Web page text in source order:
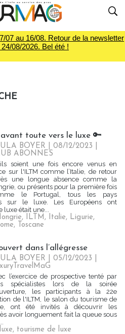
07 au 16/08. Retour de la newsletter
08/2026. Bel été !
avant toute vers le luxe 🔑
BOYER | 08/12/2023
ABONNES
soient une fois encore venus en
sur l'ILTM comme l’Italie, de retour
une longue absence comme la
ou présents pour la première fois
le Portugal, tous les pays
sur le luxe. Les Européens ont
luxe était une...
, ILTM, Italie, Ligurie,
, Toscane
dans l’allégresse
BOYER | 05/12/2023
l’exercice de prospective tenté par
spécialistes lors de la soirée
les participants à la 22e
de l'ILTM, le salon du tourisme de
ont été invités à découvrir les
avoir longuement fait la queue sous
luxe, tourisme de luxe